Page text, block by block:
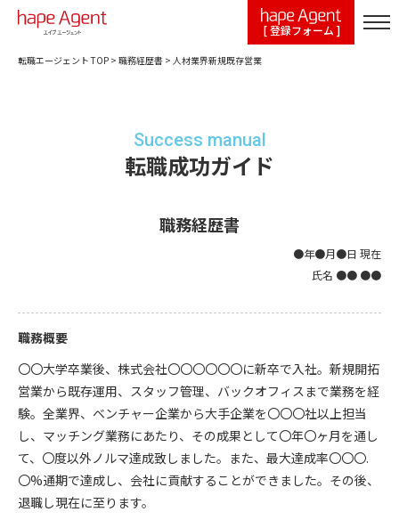
[ 登録フォーム ]
転職エージェント TOP > 職務経歴書 > 人材業界新規既存営業
Success manual
転職成功ガイド
職務経歴書
●年●月●日 現在
氏名 ●● ●●
職務概要
〇〇大学卒業後、株式会社〇〇〇〇〇〇に新卒で入社。新規開拓
営業から既存運用、スタッフ管理、バックオフィスまで業務を経
験。全業界、ベンチャー企業から大手企業を〇〇〇社以上担当
し、マッチング業務にあたり、その成果として〇年〇ヶ月を通し
て、〇度以外ノルマ達成致しました。また、最大達成率〇〇〇.
〇%通期で達成し、会社に貢献することができました。その後、
退職し現在に至ります。